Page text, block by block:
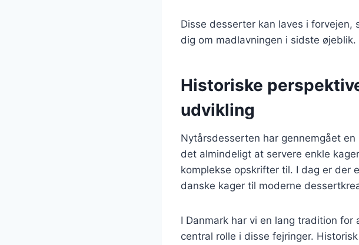
Disse desserter kan laves i
dig om madlavningen i sidste øjeblik.
Historiske
udvikling
Nytårsdesserten har gennemgået
det almindeligt at servere enkle
komplekse opskrifter til. I dag er
danske kager til moderne
I Danmark har vi en lang tradition
central rolle i disse fejringer.